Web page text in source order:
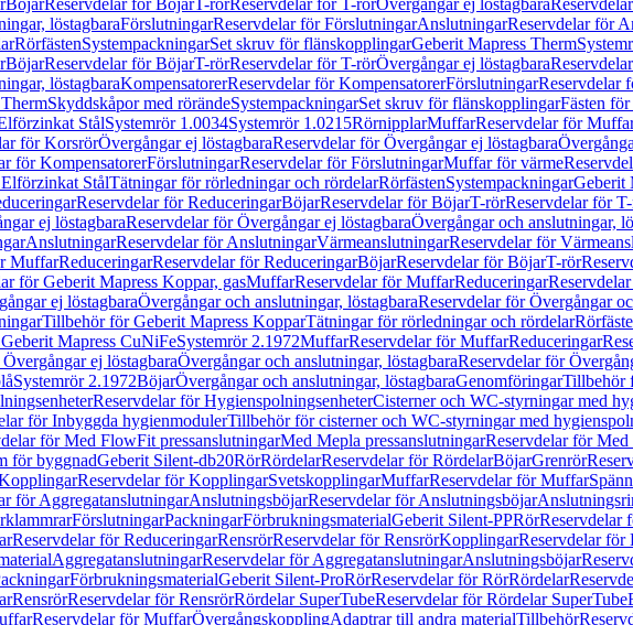
BöjarReservdelar för BöjarT-rörReservdelar för T-rörÖvergångar ej löstagbara
löstagbaraFörslutningarReservdelar för FörslutningarAnslutningarReservdelar för
RörfästenSystempackningarSet skruv för flänskopplingarGeberit Mapress Therm
BöjarReservdelar för BöjarT-rörReservdelar för T-rörÖvergångar ej löstagbara
löstagbaraKompensatorerReservdelar för KompensatorerFörslutningarReservdelar
Skyddskåpor med rörändeSystempackningarSet skruv för flänskopplingarFästen
StålSystemrör 1.0034Systemrör 1.0215RörnipplarMuffarReservdelar för
för KorsrörÖvergångar ej löstagbaraReservdelar för Övergångar ej löstagbara
för KompensatorerFörslutningarReservdelar för FörslutningarMuffar för värme
StålTätningar för rörledningar och rördelarRörfästenSystempackningarGeberit
Reservdelar för ReduceringarBöjarReservdelar för BöjarT-rörReservdelar för
ej löstagbaraReservdelar för Övergångar ej löstagbaraÖvergångar och anslutningar,
AnslutningarReservdelar för AnslutningarVärmeanslutningarReservdelar för
MuffarReduceringarReservdelar för ReduceringarBöjarReservdelar för BöjarT-rör
för Geberit Mapress Koppar, gasMuffarReservdelar för MuffarReduceringar
ej löstagbaraÖvergångar och anslutningar, löstagbaraReservdelar för Övergångar
Tillbehör för Geberit Mapress KopparTätningar för rörledningar och rördelar
Mapress CuNiFeSystemrör 2.1972MuffarReservdelar för MuffarReduceringar
ej löstagbaraÖvergångar och anslutningar, löstagbaraReservdelar för
Systemrör 2.1972BöjarÖvergångar och anslutningar, löstagbaraGenomföringarTillbehör
Reservdelar för HygienspolningsenheterCisterner och WC-styrningar med
för Inbyggda hygienmodulerTillbehör för cisterner och WC-styrningar med
för Med FlowFit pressanslutningarMed Mepla pressanslutningarReservdelar för
för byggnadGeberit Silent-db20RörRördelarReservdelar för RördelarBöjarGrenrör
Reservdelar för KopplingarSvetskopplingarMuffarReservdelar för Muffar
för AggregatanslutningarAnslutningsböjarReservdelar för Anslutningsböjar
FörslutningarPackningarFörbrukningsmaterialGeberit Silent-PPRörReservdelar
Reservdelar för ReduceringarRensrörReservdelar för RensrörKopplingarReservdelar för
AggregatanslutningarReservdelar för AggregatanslutningarAnslutningsböjar
FörbrukningsmaterialGeberit Silent-ProRörReservdelar för RörRördelar
RensrörReservdelar för RensrörRördelar SuperTubeReservdelar för Rördelar SuperTube
Reservdelar för MuffarÖvergångskopplingAdaptrar till andra materialTillbehör